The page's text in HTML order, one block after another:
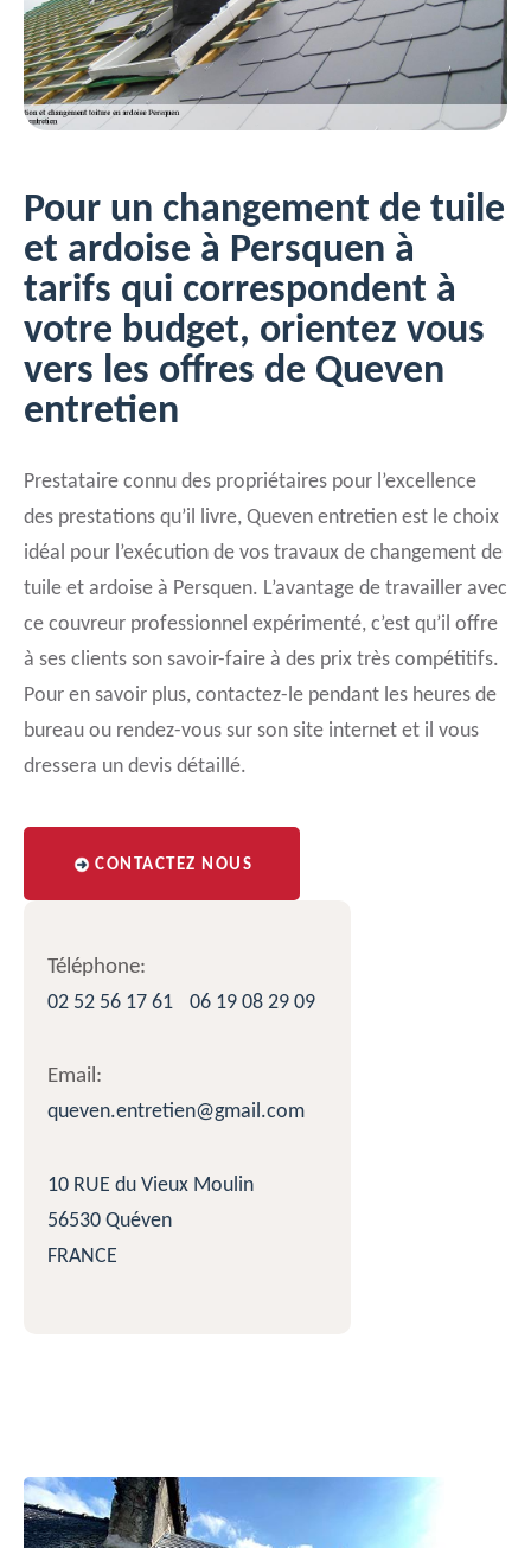
Pour un changement de tuile
et ardoise à Persquen à
tarifs qui correspondent à
votre budget, orientez vous
vers les offres de Queven
entretien
Prestataire connu des propriétaires pour l’excellence
des prestations qu’il livre, Queven entretien est le choix
idéal pour l’exécution de vos travaux de changement de
tuile et ardoise à Persquen. L’avantage de travailler avec
ce couvreur professionnel expérimenté, c’est qu’il offre
à ses clients son savoir-faire à des prix très compétitifs.
Pour en savoir plus, contactez-le pendant les heures de
bureau ou rendez-vous sur son site internet et il vous
dressera un devis détaillé.
CONTACTEZ NOUS
Téléphone:
02 52 56 17 61
06 19 08 29 09
Email:
queven.entretien@gmail.com
10 RUE du Vieux Moulin
56530 Quéven
FRANCE